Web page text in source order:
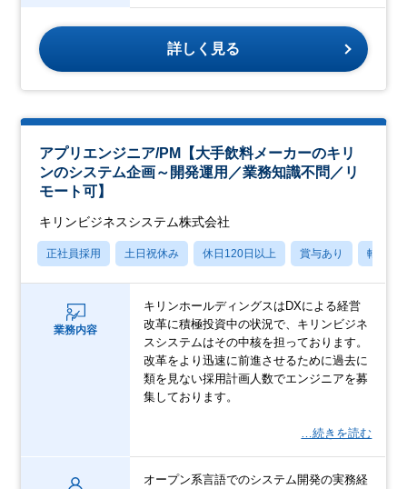
詳しく見る
アプリエンジニア/PM【大手飲料メーカーのキリ
ンのシステム企画～開発運用／業務知識不問／リ
モート可】
キリンビジネスシステム株式会社
正社員採用 土日祝休み 休日120日以上 賞与あり 転勤な
業務内容
キリンホールディングスはDXによる経営
改革に積極投資中の状況で、キリンビジネ
スシステムはその中核を担っております。
改革をより迅速に前進させるために過去に
類を見ない採用計画人数でエンジニアを募
集しております。
…続きを読む
オープン系言語でのシステム開発の実務経